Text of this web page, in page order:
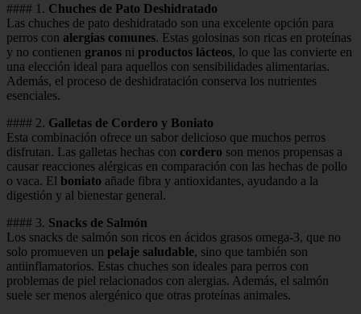
#### 1. Chuches de Pato Deshidratado
Las chuches de pato deshidratado son una excelente opción para
perros con alergias comunes. Estas golosinas son ricas en proteínas
y no contienen granos ni productos lácteos, lo que las convierte en
una elección ideal para aquellos con sensibilidades alimentarias.
Además, el proceso de deshidratación conserva los nutrientes
esenciales.
#### 2. Galletas de Cordero y Boniato
Esta combinación ofrece un sabor delicioso que muchos perros
disfrutan. Las galletas hechas con cordero son menos propensas a
causar reacciones alérgicas en comparación con las hechas de pollo
o vaca. El boniato añade fibra y antioxidantes, ayudando a la
digestión y al bienestar general.
#### 3. Snacks de Salmón
Los snacks de salmón son ricos en ácidos grasos omega-3, que no
solo promueven un pelaje saludable, sino que también son
antiinflamatorios. Estas chuches son ideales para perros con
problemas de piel relacionados con alergias. Además, el salmón
suele ser menos alergénico que otras proteínas animales.